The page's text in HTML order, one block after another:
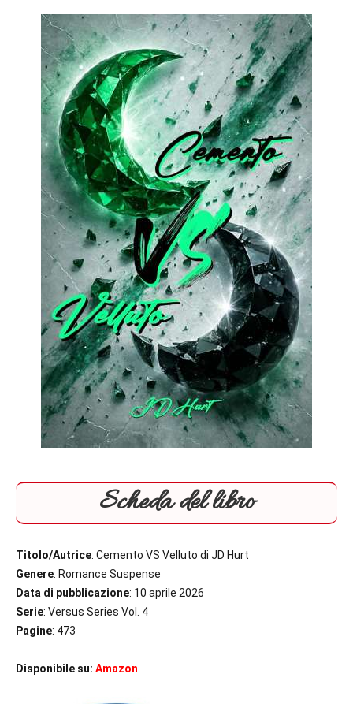
straniere.
Scheda del libro
Titolo/Autrice: Cemento VS Velluto di JD Hurt
Genere: Romance Suspense
Data di pubblicazione: 10 aprile 2026
Serie: Versus Series Vol. 4
Pagine: 473
Disponibile su: Amazon